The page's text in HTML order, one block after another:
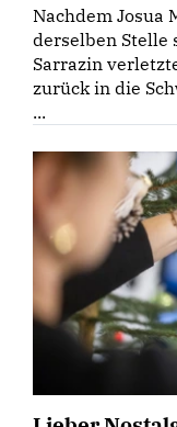
Nachdem Josua
derselben Stelle
Sarrazin
zurück in die
...